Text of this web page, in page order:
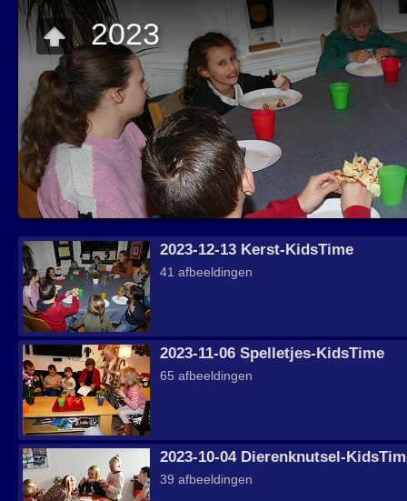
2023
2023-12-13 Kerst-KidsTime
41 afbeeldingen
2023-11-06 Spelletjes-KidsTime
65 afbeeldingen
2023-10-04 Dierenknutsel-
39 afbeeldingen